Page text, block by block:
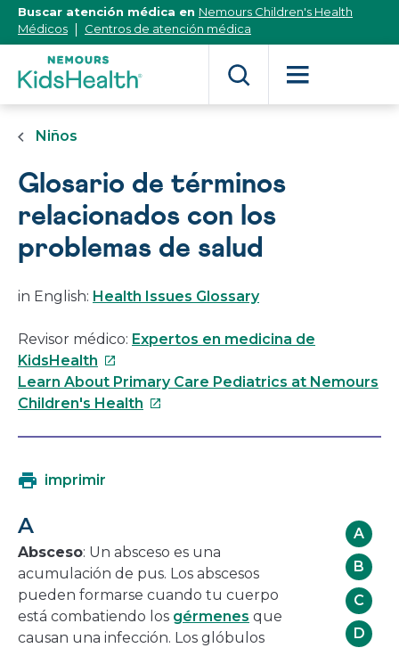
[Skip
Content]
Buscar atención médica en Nemours Children's Health
Médicos
Centros de atención médica
Niños
Glosario de términos
relacionados con los
problemas de salud
in English: Health Issues Glossary
Revisor médico: Expertos en medicina de
KidsHealth Este
enlace
se
nueva
Learn About Primary Care Pediatrics at Nemours
Children's Health Este
ventana
imprimir
A
B
C
D
A
Absceso: Un absceso es una
acumulación de pus. Los abscesos
pueden formarse cuando tu cuerpo
está combatiendo los gérmenes que
causan una infección. Los glóbulos